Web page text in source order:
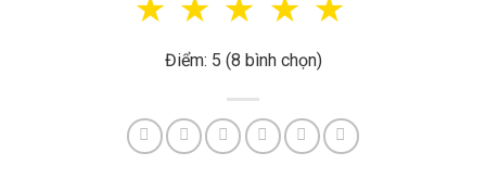
☆
☆
☆
☆
☆
Điểm: 5 (8 bình chọn)